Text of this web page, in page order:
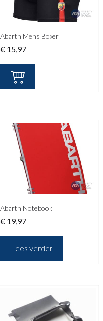
Abarth Mens Boxer
€ 15,97
Abarth Notebook
€ 19,97
Lees verder